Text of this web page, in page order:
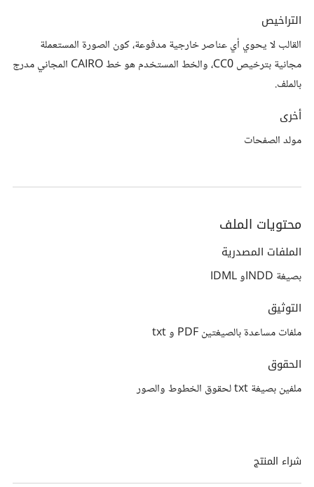
التراخيص
القالب لا يحوي أي عناصر خارجية مدفوعة، كون الصورة المستعملة
مجانية بترخيص CC0، والخط المستخدم هو خط CAIRO المجاني مدرج
بالملف.
أخرى
مولد الصفحات
محتويات الملف
الملفات المصدرية
بصيغة INDDو IDML
التوثيق
ملفات مساعدة بالصيغتين PDF و txt
الحقوق
ملفين بصيغة txt لحقوق الخطوط والصور
شراء المنتج